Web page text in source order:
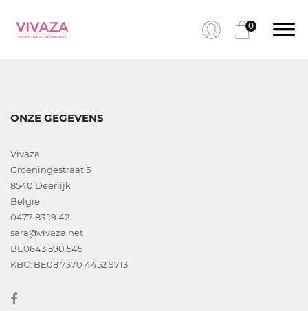
0
ONZE GEGEVENS
Vivaza
Groeningestraat 5
8540 Deerlijk
Belgie
0477 83 19 42
sara@vivaza.net
BE0643.590.545
KBC: BE08 7370 4452 9713